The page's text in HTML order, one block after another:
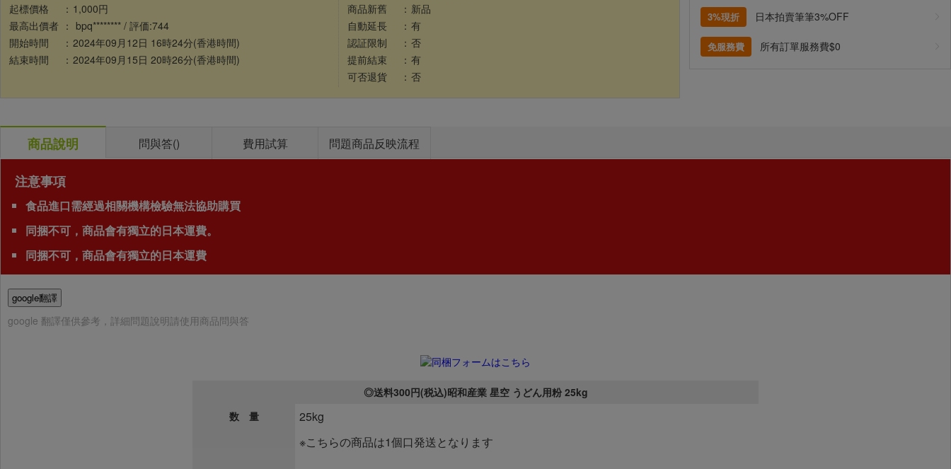
起標價格
： 1,000円
最高出價者 ： bpq******** / 評価:744
開始時間
： 2024年09月12日 16時24分(香港時間)
結束時間
： 2024年09月15日 20時26分(香港時間)
商品新舊
： 新品
自動延長
： 有
認証限制
： 否
提前結束
： 有
可否退貨
： 否
3%現折 日本拍賣筆筆3%OFF
免服務費 所有訂單服務費$0
商品說明 問與答() 費用試算 問題商品反映流程
注意事項
食品進口需經過相關機構檢驗無法協助購買
同捆不可，商品會有獨立的日本運費。
同捆不可，商品會有獨立的日本運費
google翻譯
google 翻譯僅供參考，詳細問題說明請使用商品問與答
◎送料300円(税込)昭和産業 星空 うどん用粉 25kg
数 量
25kg
※こちらの商品は1個口発送となります